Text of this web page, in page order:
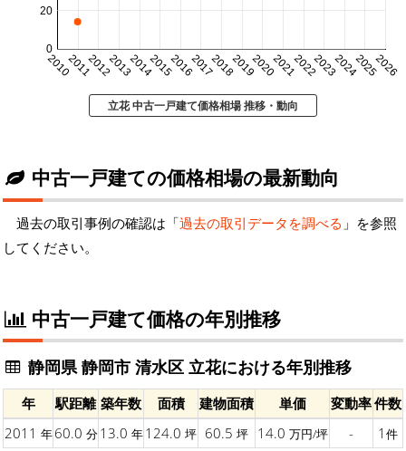
20102011201220132014201520162017201820192020202120222023202420252026
0
20
立花 中古一戸建て価格相場 推移・動向
中古一戸建ての価格相場の最新動向
過去の取引事例の確認は「過去の取引データを調べる 」を参照
してください。
中古一戸建て価格の年別推移
静岡県 静岡市 清水区 立花における年別推移
年 駅距離 築年数 面積 建物面積 単価 変動率件数
2011 年60.0 分13.0 年124.0 坪 60.5 坪 14.0 万円/坪 - 1 件